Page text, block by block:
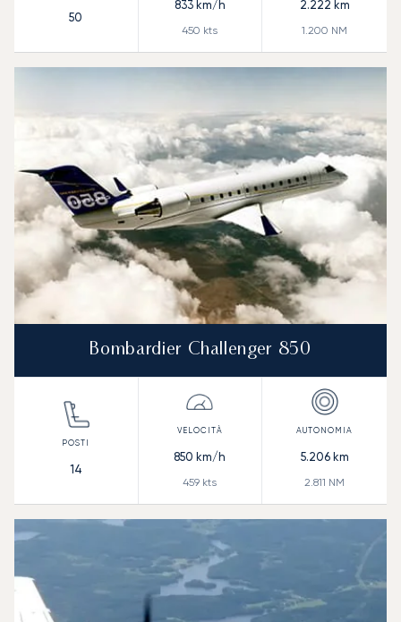
50
833km/h
450 kts
2.222 km
1.200 NM
Bombardier Challenger 850
14
850 km/h
459 kts
5.206km
2.811 NM